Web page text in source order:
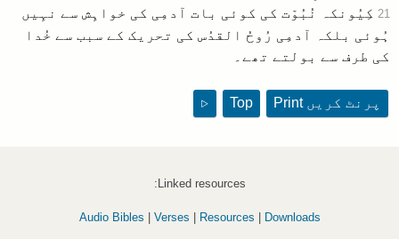
21 کِیُونکہ نُبُوّت کی کوئی بات آدمِی کی خواہِش سے نہِیں
ہُوئی بلکہ آدمِی رُوحُ القدُس کی تحریک کے سبب سے خُدا
کی طرف سے بولتے تھے۔
پرنٹ کریں Print
Top
▷
Linked resources:
Audio Bibles Verses Resources Downloads